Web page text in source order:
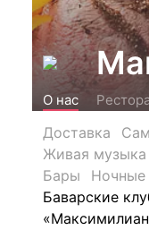
О нас
Доставка
Живая музыка
Бары
Ночные
Ба­вар­ские